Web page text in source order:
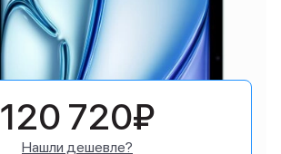
120 720₽
Нашли дешевле?